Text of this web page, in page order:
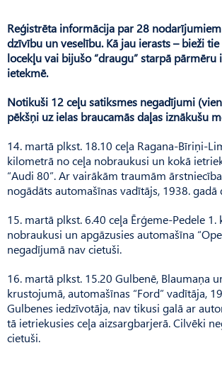
Reģistrēta informācija par 28
dzīvību un veselību. Kā jau ierasts – bieži
locekļu vai bijušo “draugu” starpā pārmēru
ietekmē.
Notikuši 12 ceļu satiksmes negadījumi
pēkšņi uz ielas braucamās daļas iznākušu
14. martā plkst. 18.10 ceļa Ragana-Bīriņi-
kilometrā no ceļa nobraukusi un kokā
“Audi 80”. Ar vairākām traumām
nogādāts automašīnas vadītājs, 1938.
15. martā plkst. 6.40 ceļa Ērģeme-Pedele
nobraukusi un apgāzusies automašīna
negadījumā nav cietuši.
16. martā plkst. 15.20 Gulbenē, Blaumaņa
krustojumā, automašīnas “Ford” vadītāja,
Gulbenes iedzīvotāja, nav tikusi galā ar
tā ietriekusies ceļa aizsargbarjerā. Cilvēki
cietuši.